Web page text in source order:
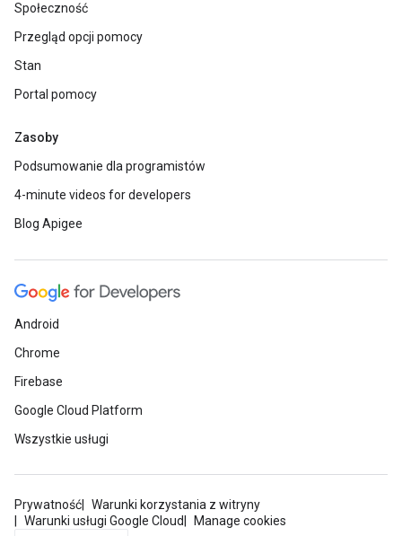
Społeczność
Przegląd opcji pomocy
Stan
Portal pomocy
Zasoby
Podsumowanie dla programistów
4-minute videos for developers
Blog Apigee
Android
Chrome
Firebase
Google Cloud Platform
Wszystkie usługi
Prywatność
Warunki korzystania z witryny
Warunki usługi Google Cloud
Manage cookies